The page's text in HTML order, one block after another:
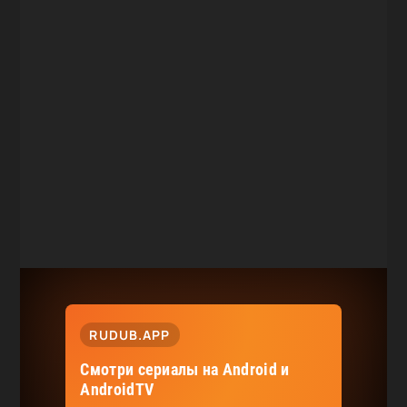
RUDUB.APP
Смотри сериалы на Android и
AndroidTV